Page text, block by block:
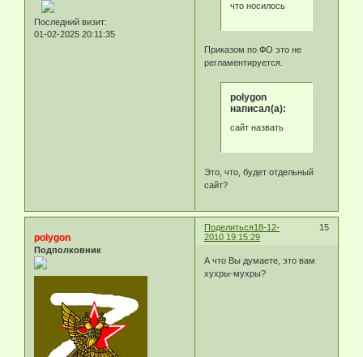
Последний визит:
01-02-2025 20:11:35
что носилось
Приказом по ФО это не
регламентируется.
polygon
написал(а):
сайт назвать
Это, что, будет отдельный
сайт?
Поделиться 15
18-12-
2010 19:15:29
polygon
Подполковник
А что Вы думаете, это вам
хухры-мухры?